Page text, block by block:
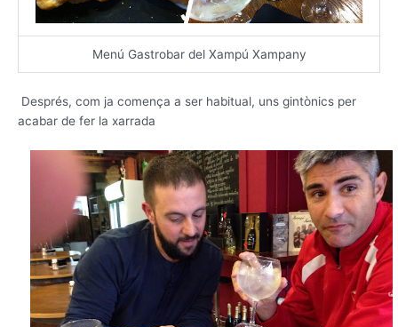
Menú Gastrobar del Xampú Xampany
Després, com ja comença a ser habitual, uns gintònics per
acabar de fer la xarrada